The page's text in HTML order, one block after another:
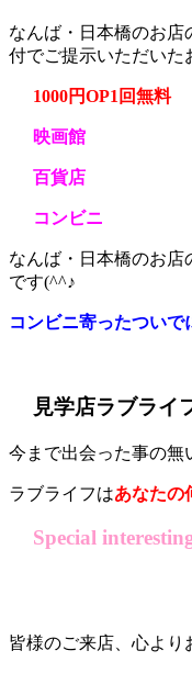
なんば・日本橋のお店
付でご提示いただいた
1000円OP1回無料
映画館
百貨店
コンビニ
なんば・日本橋のお店
です(^^♪
コンビニ寄ったついで
見学店ラブライ
今まで出会った事の無
ラブライフはあなたの
Special
皆様のご来店、心より